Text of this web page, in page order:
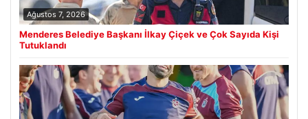
Ağustos 7, 2026
Menderes Belediye Başkanı İlkay Çiçek ve Çok Sayıda Kişi
Tutuklandı